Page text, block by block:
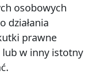
osobowych
działania
prawne
w inny istotny